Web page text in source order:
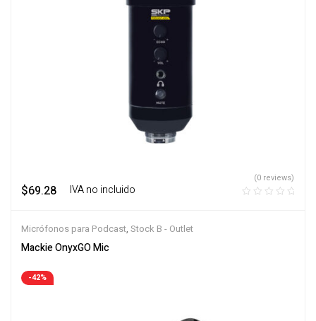
$69.28 ‎ ‎ ‎ IVA no incluido
(0 reviews)
Micrófonos para Podcast, Stock B - Outlet
Mackie OnyxGO Mic
-42%